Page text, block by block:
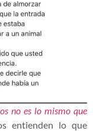
no es lo mismo que
entienden lo que